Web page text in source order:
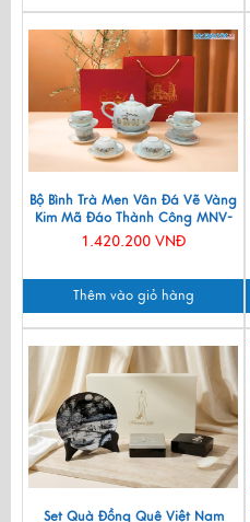
Bộ Bình Trà Men Vân Đá Vẽ Vàng
Kim Mã Đáo Thành Công MNV-
BTV11
1.420.200 VNĐ
Thêm vào giỏ hàng
Set Quà Đồng Quê Việt Nam